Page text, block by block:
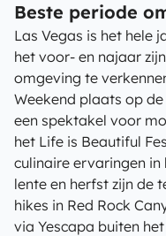
Beste periode
Las Vegas is het hele
het voor- en najaar
omgeving te
Weekend plaats op
een spektakel voor
het Life is Beautiful
culinaire ervaringen
lente en herfst zijn de
hikes in Red Rock
via Yescapa buiten